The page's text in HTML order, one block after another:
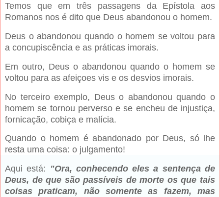
Temos que em três passagens da Epístola aos
Romanos nos é dito que Deus abandonou o homem.
Deus o abandonou quando o homem se voltou para
a concupiscência e as práticas imorais.
Em outro, Deus o abandonou quando o homem se
voltou para as afeiçoes vis e os desvios imorais.
No terceiro exemplo, Deus o abandonou quando o
homem se tornou perverso e se encheu de injustiça,
fornicação, cobiça e malícia.
Quando o homem é abandonado por Deus, só lhe
resta uma coisa: o julgamento!
Aqui está: "Ora, conhecendo eles a sentença de
Deus, de que são passíveis de morte os que tais
coisas praticam, não somente as fazem, mas